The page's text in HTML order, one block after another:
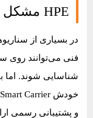
HPE مشکل ایجاد می‌کند؟